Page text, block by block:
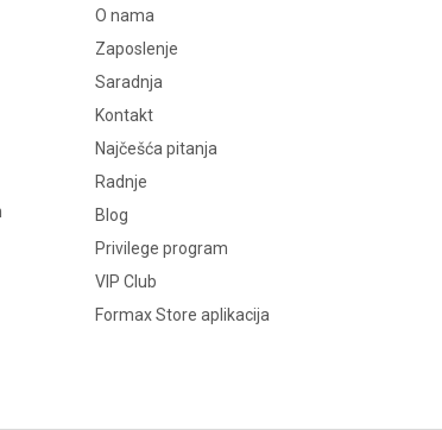
O nama
Zaposlenje
Saradnja
Kontakt
Najčešća pitanja
Radnje
Blog
Privilege program
VIP Club
Formax Store aplikacija